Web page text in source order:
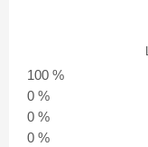
100 %
0 %
0 %
0 %